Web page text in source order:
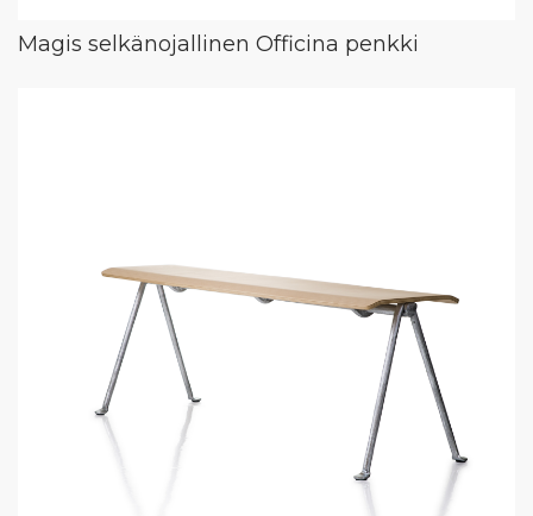
Magis selkänojallinen Officina penkki